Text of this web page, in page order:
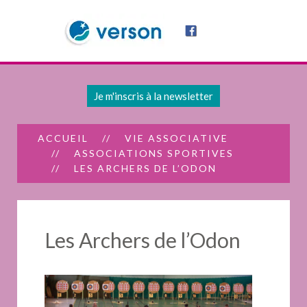
Je m'inscris à la newsletter
ACCUEIL
VIE ASSOCIATIVE
ASSOCIATIONS SPORTIVES
LES ARCHERS DE L’ODON
Les Archers de l’Odon